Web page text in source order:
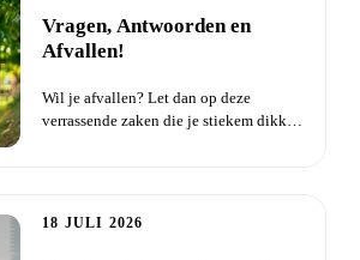
Vragen, Antwoorden en
Afvallen!
Wil je afvallen? Let dan op deze
verrassende zaken die je stiekem dikker
18 JULI 2026